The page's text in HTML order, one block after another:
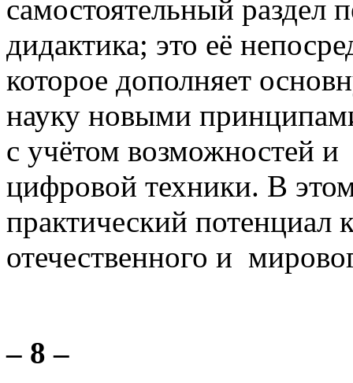
самостоятельный раздел
дидактика; это её
которое дополняет
науку новыми
с учётом возможностей
цифровой техники. В
практический потенциал
отечественного и
– 8 –